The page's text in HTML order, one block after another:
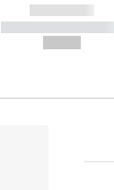
------------
-----------